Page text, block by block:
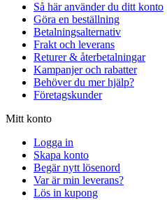
Så här använder du ditt konto
Göra en beställning
Betalningsalternativ
Frakt och leverans
Returer & återbetalningar
Kampanjer och rabatter
Behöver du mer hjälp?
Företagskunder
Mitt konto
Logga in
Skapa konto
Begär nytt lösenord
Var är min leverans?
Lös in kupong